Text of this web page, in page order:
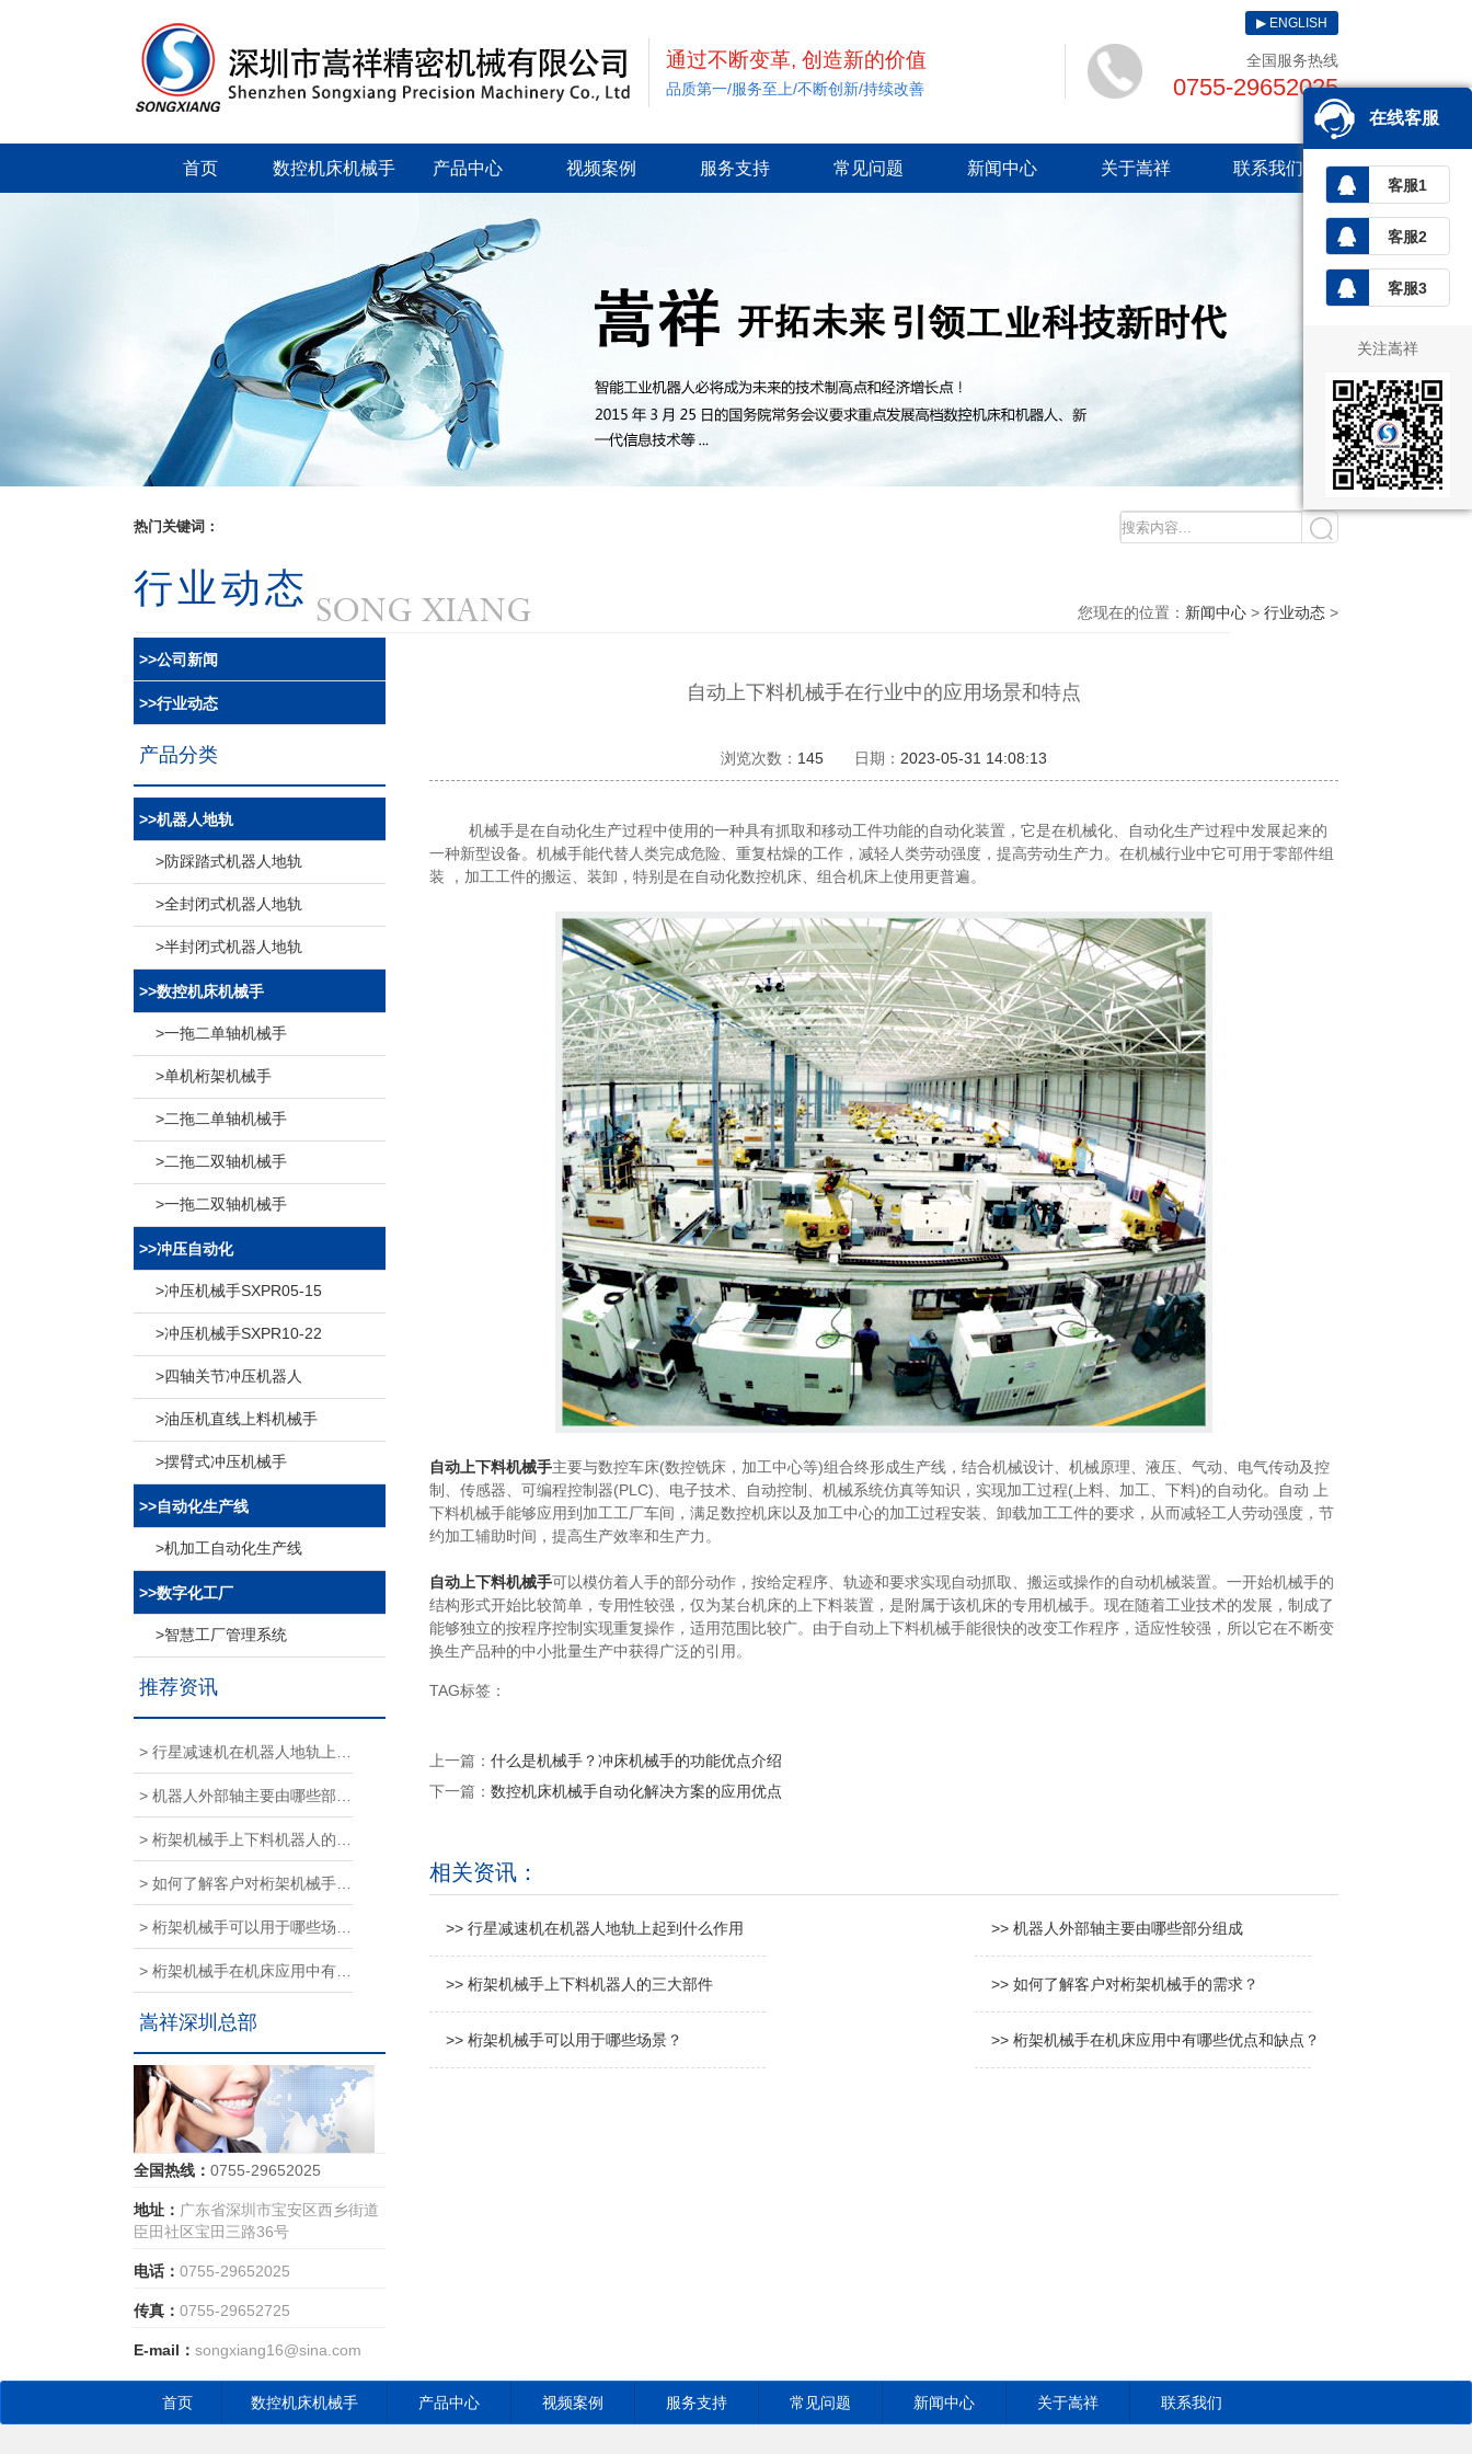
通过不断变革, 创造新的价值
品质第一/服务至上/不断创新/持续改善
▶ ENGLISH
全国服务热线
0755-29652025
首页 数控机床机械手 产品中心 视频案例 服务支持 常见问题 新闻中心 关于嵩祥 联系我们
热门关键词：
行业动态
您现在的位置： 新闻中心 > 行业动态 >
>>公司新闻
>>行业动态
产品分类
>>机器人地轨
>防踩踏式机器人地轨
>全封闭式机器人地轨
>半封闭式机器人地轨
>>数控机床机械手
>一拖二单轴机械手
>单机桁架机械手
>二拖二单轴机械手
>二拖二双轴机械手
>一拖二双轴机械手
>>冲压自动化
>冲压机械手SXPR05-15
>冲压机械手SXPR10-22
>四轴关节冲压机器人
>油压机直线上料机械手
>摆臂式冲压机械手
>>自动化生产线
>机加工自动化生产线
>>数字化工厂
>智慧工厂管理系统
推荐资讯
嵩祥深圳总部
全国热线： 0755-29652025
地址： 广东省深圳市宝安区西乡街道
臣田社区宝田三路36号
电话： 0755-29652025
传真： 0755-29652725
E-mail： songxiang16@sina.com
自动上下料机械手在行业中的应用场景和特点
浏览次数： 145 日期： 2023-05-31 14:08:13
机械手是在自动化生产过程中使用的一种具有抓取和移动工件功能的自动化装置，它是在机械化、自动化生产过程中发展起来的
一种新型设备。机械手能代替人类完成危险、重复枯燥的工作，减轻人类劳动强度，提高劳动生产力。在机械行业中它可用于零部件组
装 ，加工工件的搬运、装卸，特别是在自动化数控机床、组合机床上使用更普遍。
自动上下料机械手主要与数控车床(数控铣床，加工中心等)组合终形成生产线，结合机械设计、机械原理、液压、气动、电气传动及控
制、传感器、可编程控制器(PLC)、电子技术、自动控制、机械系统仿真等知识，实现加工过程(上料、加工、下料)的自动化。自动 上
下料机械手能够应用到加工工厂车间，满足数控机床以及加工中心的加工过程安装、卸载加工工件的要求，从而减轻工人劳动强度，节
约加工辅助时间，提高生产效率和生产力。
自动上下料机械手可以模仿着人手的部分动作，按给定程序、轨迹和要求实现自动抓取、搬运或操作的自动机械装置。一开始机械手的
结构形式开始比较简单，专用性较强，仅为某台机床的上下料装置，是附属于该机床的专用机械手。现在随着工业技术的发展，制成了
能够独立的按程序控制实现重复操作，适用范围比较广。由于自动上下料机械手能很快的改变工作程序，适应性较强，所以它在不断变
换生产品种的中小批量生产中获得广泛的引用。
TAG标签：
上一篇： 什么是机械手？冲床机械手的功能优点介绍
下一篇： 数控机床机械手自动化解决方案的应用优点
相关资讯：
>> 行星减速机在机器人地轨上起到什么作用 >> 机器人外部轴主要由哪些部分组成
>> 桁架机械手上下料机器人的三大部件 >> 如何了解客户对桁架机械手的需求？
>> 桁架机械手可以用于哪些场景？ >> 桁架机械手在机床应用中有哪些优点和缺点？
首页 数控机床机械手 产品中心 视频案例 服务支持 常见问题 新闻中心 关于嵩祥 联系我们
在线客服
客服1
客服2
客服3
关注嵩祥